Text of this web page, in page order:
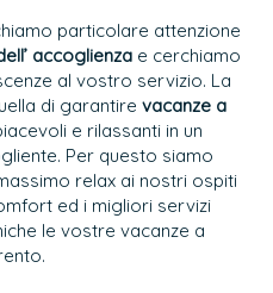
particolare attenzione
accoglienzae cerchiamo
al vostro servizio. La
di garantire vacanze a
e rilassanti in un
Per questo siamo
relax ai nostri ospiti
ed i migliori servizi
le vostre vacanze a